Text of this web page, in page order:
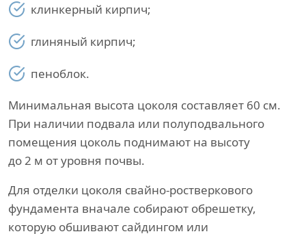
клинкерный кирпич;
глиняный кирпич;
пеноблок.
Минимальная высота цоколя составляет 60 см.
При наличии подвала или полуподвального
помещения цоколь поднимают на высоту
до 2 м от уровня почвы.
Для отделки цоколя свайно-ростверкового
фундамента вначале собирают обрешетку,
которую обшивают сайдингом или